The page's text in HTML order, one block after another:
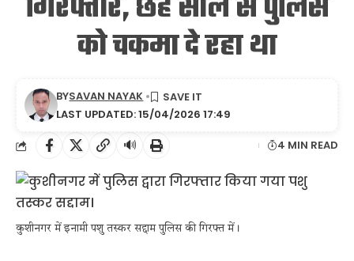
गिरफ्तार, छह साल से पुलिस
को चकमा दे रहा था
LAST UPDATED: 15/04/2026 17:49
BYSAVAN NAYAK
🔊 4 MIN READ
कुशीनगर में इनामी पशु तस्कर सद्दाम पुलिस की गिरफ्त में।